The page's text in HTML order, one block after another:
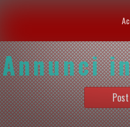
Annunci